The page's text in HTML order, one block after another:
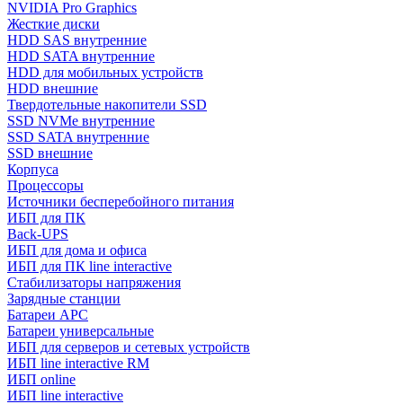
NVIDIA Pro Graphics
Жесткие диски
HDD SAS внутренние
HDD SATA внутренние
HDD для мобильных устройств
HDD внешние
Твердотельные накопители SSD
SSD NVMe внутренние
SSD SATA внутренние
SSD внешние
Корпуса
Процессоры
Источники бесперебойного питания
ИБП для ПК
Back-UPS
ИБП для дома и офиса
ИБП для ПК linе interactive
Стабилизаторы напряжения
Зарядные станции
Батареи APC
Батареи универсальные
ИБП для серверов и сетевых устройств
ИБП line interactive RM
ИБП online
ИБП linе interactive